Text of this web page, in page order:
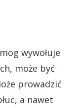
wywołuje
może być
prowadzić
a nawet